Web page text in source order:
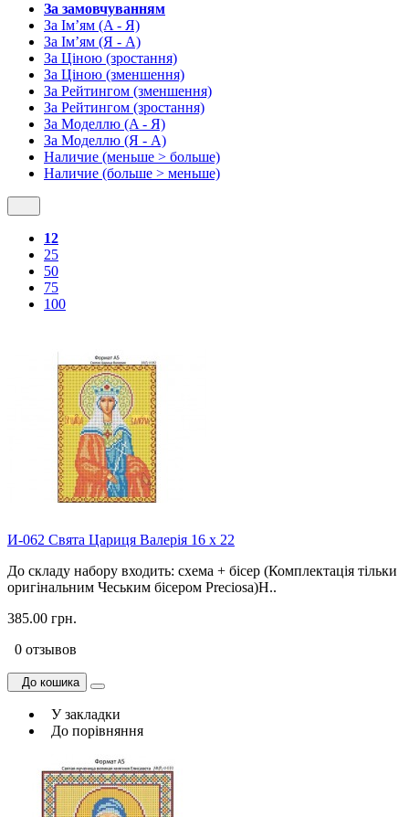
За замовчуванням
За Ім’ям (A - Я)
За Ім’ям (Я - A)
За Ціною (зростання)
За Ціною (зменшення)
За Рейтингом (зменшення)
За Рейтингом (зростання)
За Моделлю (A - Я)
За Моделлю (Я - A)
Наличие (меньше > больше)
Наличие (больше > меньше)
12
25
50
75
100
И-062 Свята Цариця Валерія 16 х 22
До складу набору входить: схема + бісер (Комплектація тільки
оригінальним Чеським бісером Preciosa)Н..
385.00 грн.
0 отзывов
До кошика
У закладки
До порівняння